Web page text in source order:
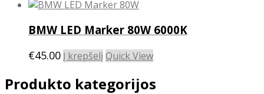
BMW LED Marker 80W 6000K
€45.00 Į krepšelį Quick View
Produkto kategorijos